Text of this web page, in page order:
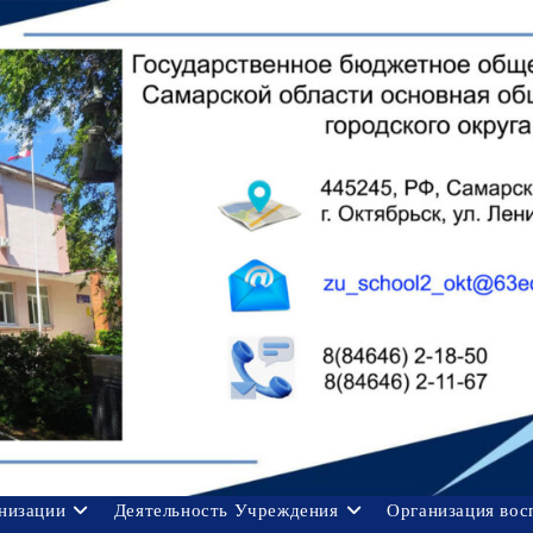
Деятельность Учреждения
Организация